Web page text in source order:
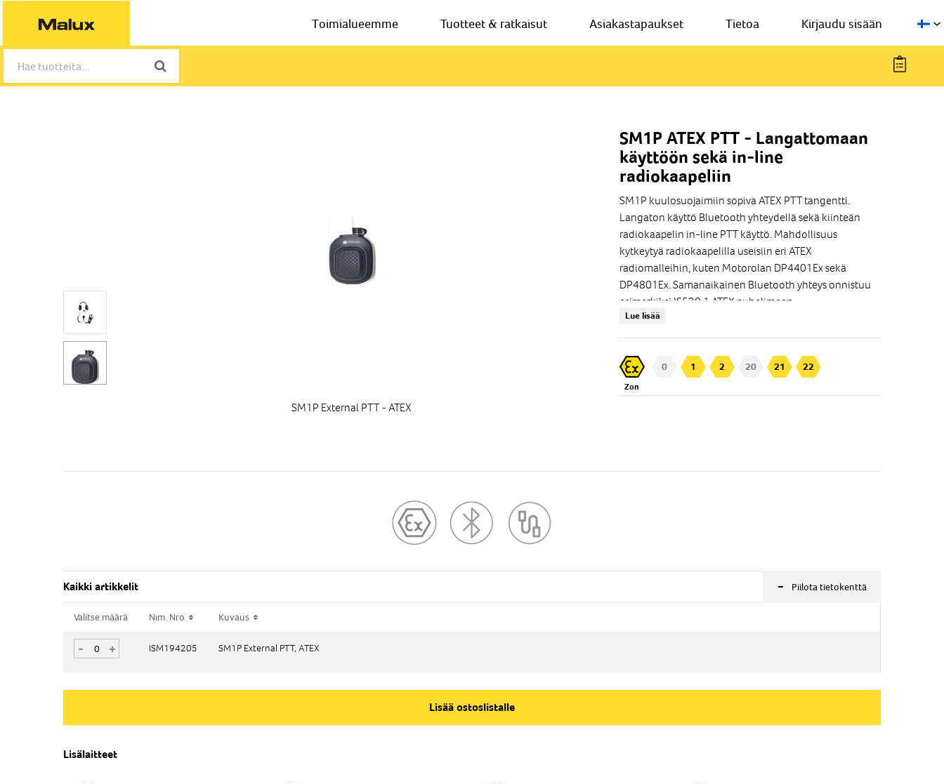
Toimialueemme Tuotteet & ratkaisut Asiakastapaukset Tietoa Kirjaudu sisään
SM1P External PTT - ATEX
SM1P ATEX PTT - Langattomaan
käyttöön sekä in-line
radiokaapeliin
SM1P kuulosuojaimiin sopiva ATEX PTT tangentti.
Langaton käyttö Bluetooth yhteydellä sekä kiinteän
radiokaapelin in-line PTT käyttö. Mahdollisuus
kytkeytyä radiokaapelilla useisiin eri ATEX
radiomalleihin, kuten Motorolan DP4401Ex sekä
DP4801Ex. Samanaikainen Bluetooth yhteys onnistuu
esimerkiksi IS530.1 ATEX puhelimeen.
Lue lisää
Zon
0 1 2 20 21 22
Kaikki artikkelit - Piilota tietokenttä
Valitse määrä Nim. Nro Kuvaus
+
- ISM194205 SM1P External PTT, ATEX
Valitse määrä Nim. Nro Kuvaus
+
- ISM194205 SM1P External PTT, ATEX
Lisää ostoslistalle
Lisälaitteet